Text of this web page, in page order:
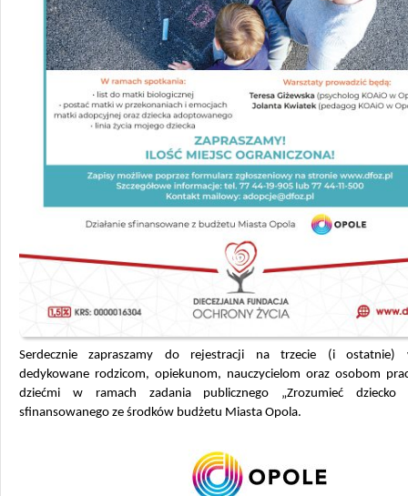
Serdecznie zapraszamy do rejestracji na trzecie (i ostatnie)
dedykowane rodzicom, opiekunom, nauczycielom oraz osobom
dziećmi w ramach zadania publicznego „Zrozumieć dziecko
sfinansowanego ze środków budżetu Miasta Opola.